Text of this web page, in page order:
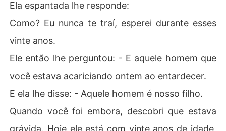
Ela espantada lhe responde:
Como? Eu nunca te traí, esperei durante esses
vinte anos.
Ele então lhe perguntou: - E aquele homem que
você estava acariciando ontem ao entardecer.
E ela lhe disse: - Aquele homem é nosso filho.
Quando você foi embora, descobri que estava
grávida. Hoje ele está com vinte anos de idade.